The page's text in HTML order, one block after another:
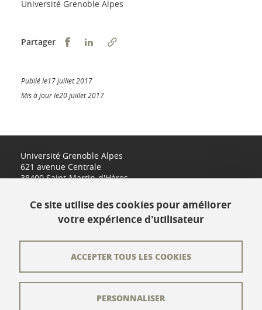
Université Grenoble Alpes
Partager Partager sur Facebook
Partager sur LinkedIn
Publié le17 juillet 2017
Mis à jour le20 juillet 2017
Université Grenoble Alpes
621 avenue Centrale
38400 Saint-Martin-d'Hères
L'équipe éditoriale
Ce site utilise des cookies pour améliorer
votre expérience d'utilisateur
ACCEPTER TOUS LES COOKIES
PERSONNALISER